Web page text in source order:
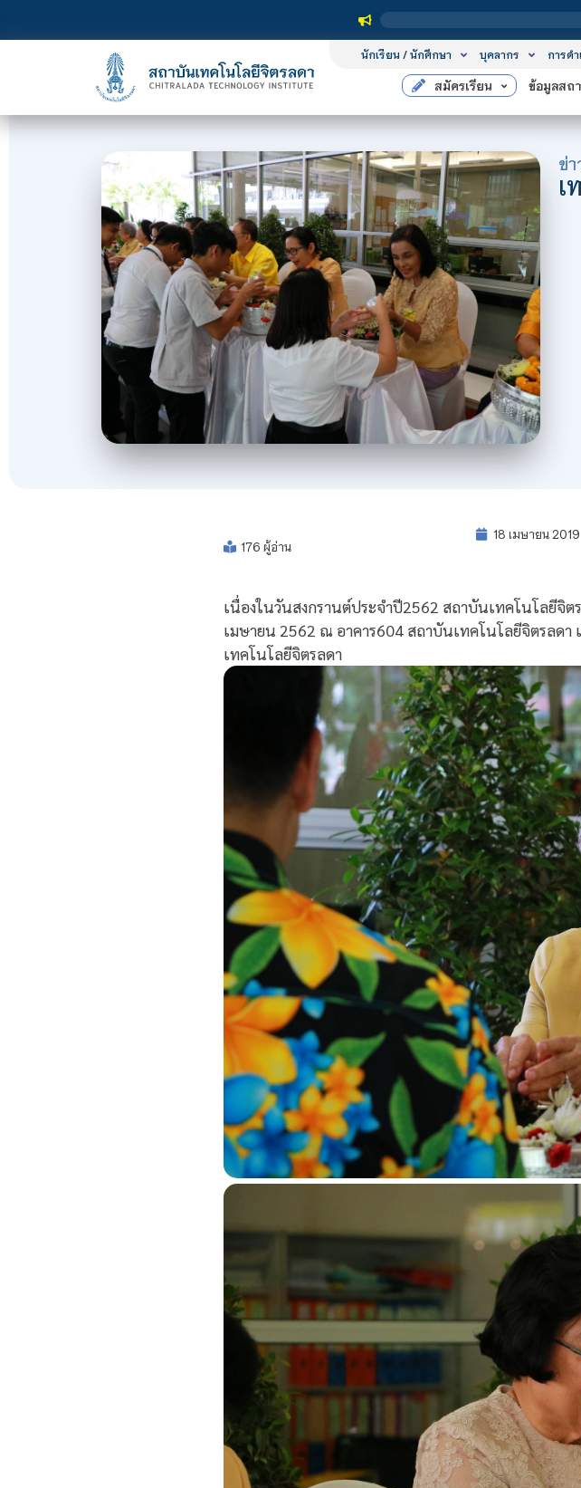
นักเรียน / นักศึกษา บุคลากร การด
สมัครเรียน ข้อมูลสถ
ข่
เ
176 ผู้อ่าน
18 เมษายน 2019
เนื่องในวันสงกรานต์ประจำปี2562 สถาบันเทคโนโลยีจิ
เมษายน 2562 ณ อาคาร604 สถาบันเทคโนโลยีจิตรลด
เทคโนโลยีจิตรลดา